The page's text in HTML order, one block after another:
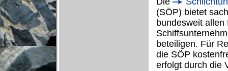
(SÖP) bietet
bundesweit
beteiligen. Für
die SÖP
erfolgt durch die